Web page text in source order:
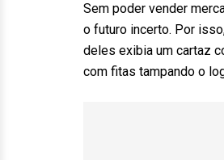
Sem poder vender
o futuro incerto. Por
deles exibia um cartaz
com fitas tampando o